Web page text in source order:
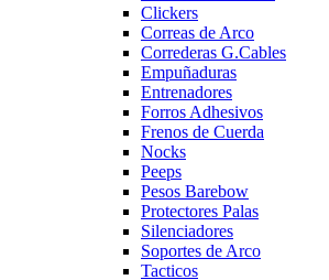
Clickers
Correas de Arco
Correderas G.Cables
Empuñaduras
Entrenadores
Forros Adhesivos
Frenos de Cuerda
Nocks
Peeps
Pesos Barebow
Protectores Palas
Silenciadores
Soportes de Arco
Tacticos